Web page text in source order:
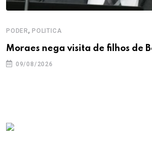
PODER, POLITICA
Moraes nega visita de filhos de
09/08/2026